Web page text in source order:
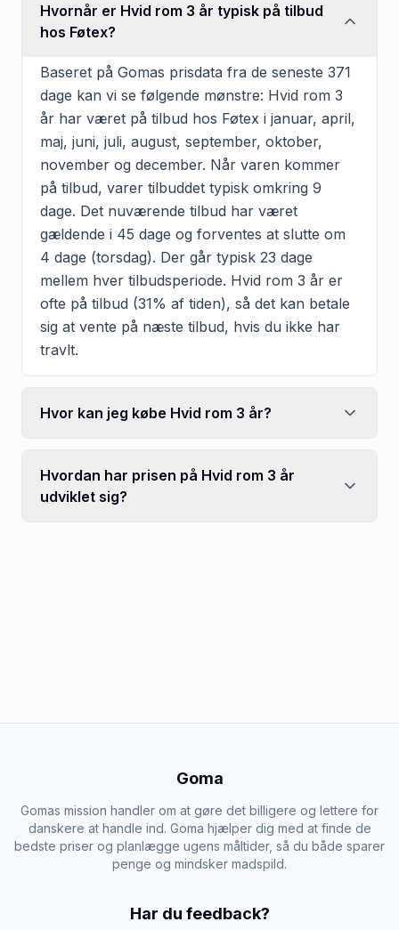
Hvornår er Hvid rom 3 år typisk på tilbud
hos Føtex?
Baseret på Gomas prisdata fra de seneste 371
dage kan vi se følgende mønstre: Hvid rom 3
år har været på tilbud hos Føtex i januar, april,
maj, juni, juli, august, september, oktober,
november og december. Når varen kommer
på tilbud, varer tilbuddet typisk omkring 9
dage. Det nuværende tilbud har været
gældende i 45 dage og forventes at slutte om
4 dage (torsdag). Der går typisk 23 dage
mellem hver tilbudsperiode. Hvid rom 3 år er
ofte på tilbud (31% af tiden), så det kan betale
sig at vente på næste tilbud, hvis du ikke har
travlt.
Hvor kan jeg købe Hvid rom 3 år?
Hvordan har prisen på Hvid rom 3 år
udviklet sig?
Goma
Gomas mission handler om at gøre det billigere og lettere for
danskere at handle ind. Goma hjælper dig med at finde de
bedste priser og planlægge ugens måltider, så du både sparer
penge og mindsker madspild.
Har du feedback?